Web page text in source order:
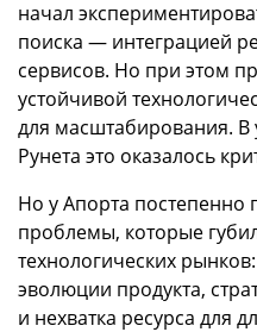
начал
поиска — интеграцией
сервисов. Но при этом
устойчивой
для масштабирования. В
Рунета это оказалось
Но у Апортa постепенно
проблемы, которые
технологических
эволюции продукта,
и нехватка ресурса для